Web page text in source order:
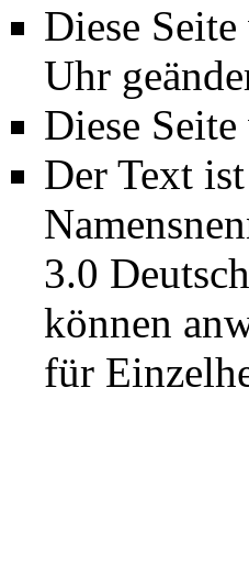
Diese
Uhr
Diese
Der Text
3.0
können
für